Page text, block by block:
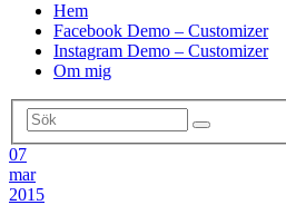
Hem
Facebook Demo – Customizer
Instagram Demo – Customizer
Om mig
07
mar
2015